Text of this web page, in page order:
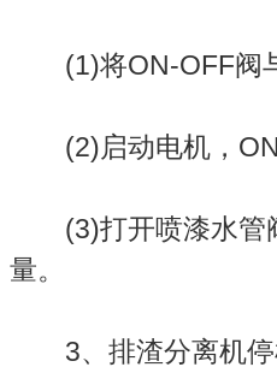
(1)将ON-OFF阀与
(2)启动电机，
(3)打开喷漆水管阀
量。
3、排渣分离机停